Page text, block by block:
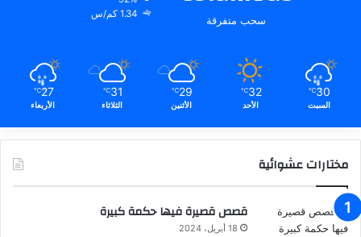
سحب متفرقة
1.34 كم/س
30
℃
السبت
32
℃
الأحد
29
℃
الأثنين
31
℃
الثلاثاء
27
℃
الأربعاء
مختارات عشوائية
قصص قصيرة فيها حكمة كبيرة
18 أبريل، 2024